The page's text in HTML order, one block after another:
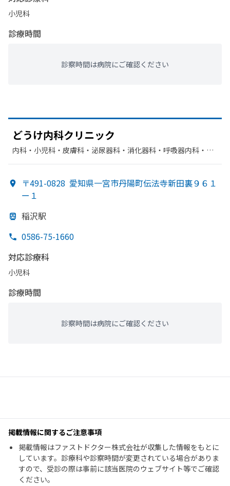
小児科
診療時間
診察時間は病院にご確認ください
どうけ内科クリニック
内科・​小児科・​皮膚科・​泌尿器科・​消化器科・​呼吸器内科・​ア
〒491-0828 愛知県一宮市丹陽町伝法寺新田裏９６１
ー１
稲沢駅
0586-75-1660
対応診療科
小児科
診療時間
診察時間は病院にご確認ください
掲載情報に関するご注意事項
掲載情報はファストドクター株式会社が収集した情報をもとに
しています。診療科や診察時間が変更されている場合がありま
すので、受診の際は事前に該当医院のウェブサイト等でご確認
ください。